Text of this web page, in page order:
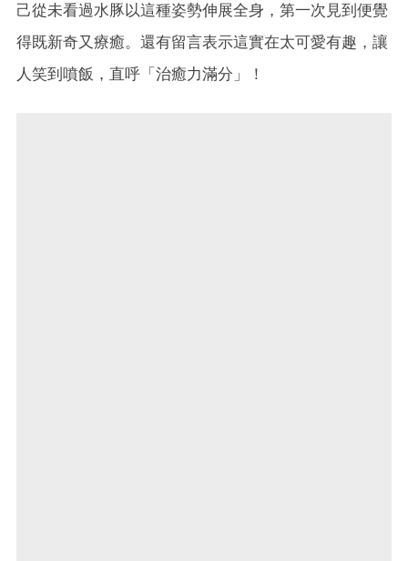
己從未看過水豚以這種姿勢伸展全身，第一次見到便覺
得既新奇又療癒。還有留言表示這實在太可愛有趣，讓
人笑到噴飯，直呼「治癒力滿分」！